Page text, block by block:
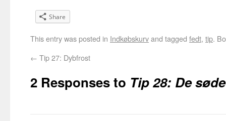
Share
This entry was posted in Indkøbskurvand tagged fedt, tip.
← Tip 27: Dybfrost
2 Responses to Tip 28: De